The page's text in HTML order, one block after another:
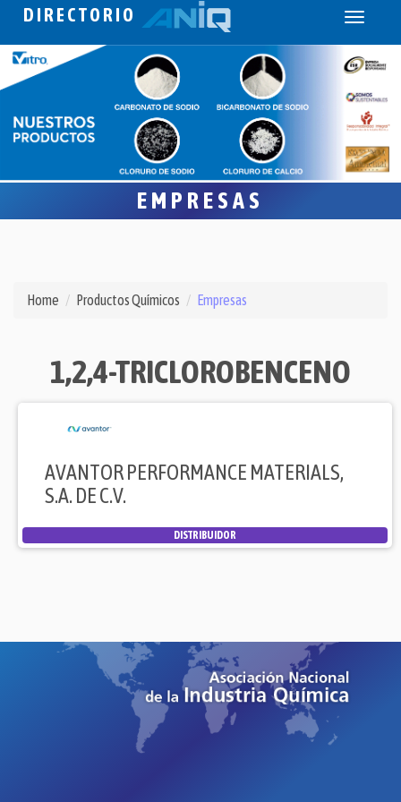
DIRECTORIO
Toggle
EMPRESAS
Home Productos Químicos Empresas
1,2,4-TRICLOROBENCENO
AVANTOR PERFORMANCE MATERIALS,
S.A. DE C.V.
DISTRIBUIDOR